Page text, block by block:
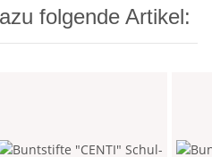
folgende Artikel: